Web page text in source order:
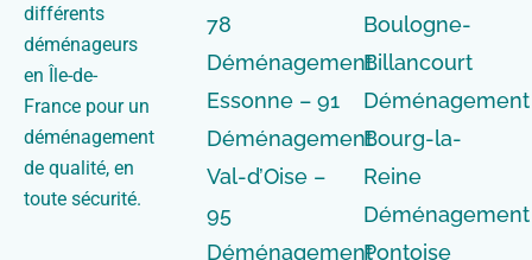
différents
déménageurs
en Île-de-
France pour un
déménagement
de qualité, en
toute sécurité.
78
Déménagement
Essonne – 91
Déménagement
Val-d’Oise –
95
Déménagement
Boulogne-
Billancourt
Déménagement
Bourg-la-
Reine
Déménagement
Pontoise